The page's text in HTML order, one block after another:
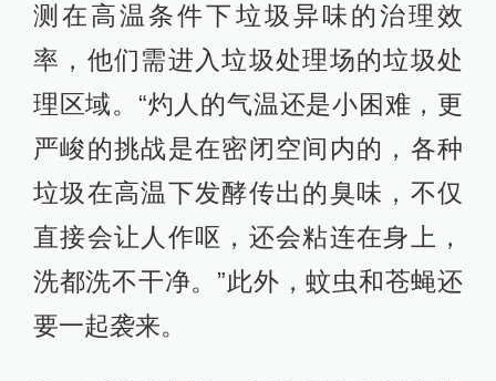
测在高温条件下垃圾异味的治理效
率，他们需进入垃圾处理场的垃圾处
理区域。“灼人的气温还是小困难，更
严峻的挑战是在密闭空间内的，各种
垃圾在高温下发酵传出的臭味，不仅
直接会让人作呕，还会粘连在身上，
洗都洗不干净。”此外，蚊虫和苍蝇还
要一起袭来。